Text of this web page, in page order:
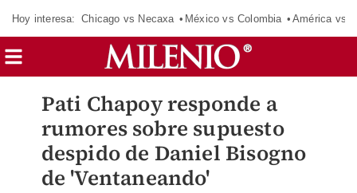
Hoy interesa: Chicago vs Necaxa México vs Colombia América vs
Pati Chapoy responde a
rumores sobre supuesto
despido de Daniel Bisogno
de 'Ventaneando'